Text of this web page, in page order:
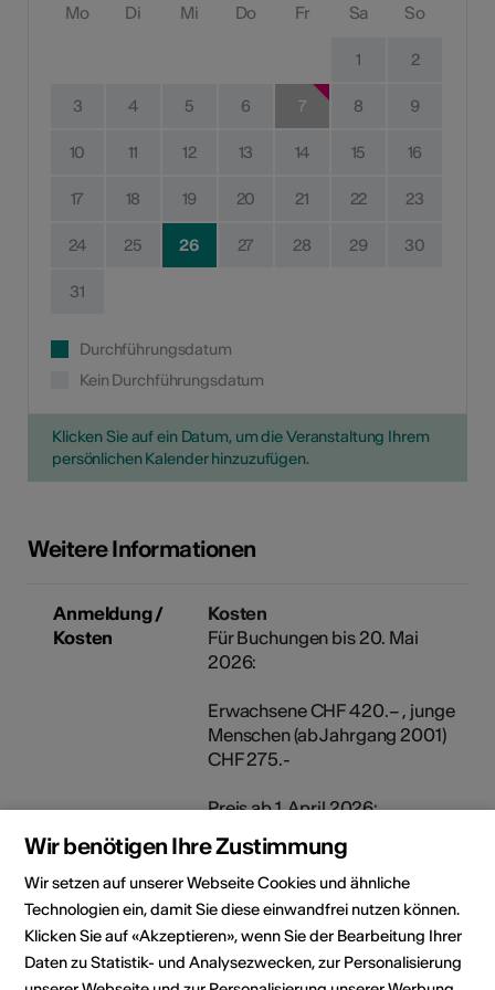
Mo Di Mi Do Fr Sa So
1 2
3 4 5 6 7 8 9
10 11 12 13 14 15 16
17 18 19 20 21 22 23
24 25 26 27 28 29 30
31
Durchführungsdatum
Kein Durchführungsdatum
Klicken Sie auf ein Datum, um die Veranstaltung Ihrem
persönlichen Kalender hinzuzufügen.
Weitere Informationen
Anmeldung /
Kosten
Kosten
Für Buchungen bis 20. Mai
2026:
Erwachsene CHF 420.– , junge
Menschen (ab Jahrgang 2001)
CHF 275.-
Preis ab 1. April 2026:
Erwachsene CHF 440.– , junge
Menschen (ab Jahrgang 2001)
CHF 305.-
Jeweils inkl.
Willkommensapéro und
Wir benötigen Ihre Zustimmung
Wir setzen auf unserer Webseite Cookies und ähnliche
Technologien ein, damit Sie diese einwandfrei nutzen können.
Klicken Sie auf «Akzeptieren», wenn Sie der Bearbeitung Ihrer
Daten zu Statistik- und Analysezwecken, zur Personalisierung